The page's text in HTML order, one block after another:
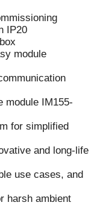
IP20
module
module IM155-
for simplified
and long-life
use cases, and
harsh ambient